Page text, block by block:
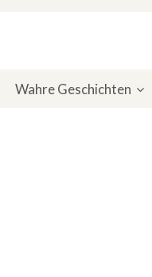
Wahre Geschichten